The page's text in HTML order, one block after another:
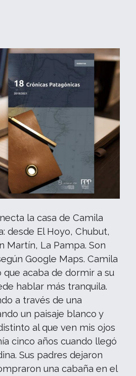
la casa de Camila
desde El Hoyo, Chubut,
Martín, La Pampa. Son
Google Maps. Camila
acaba de dormir a su
hablar más tranquila.
a través de una
un paisaje blanco y
al que ven mis ojos
cinco años cuando llegó
Sus padres dejaron
una cabaña en el